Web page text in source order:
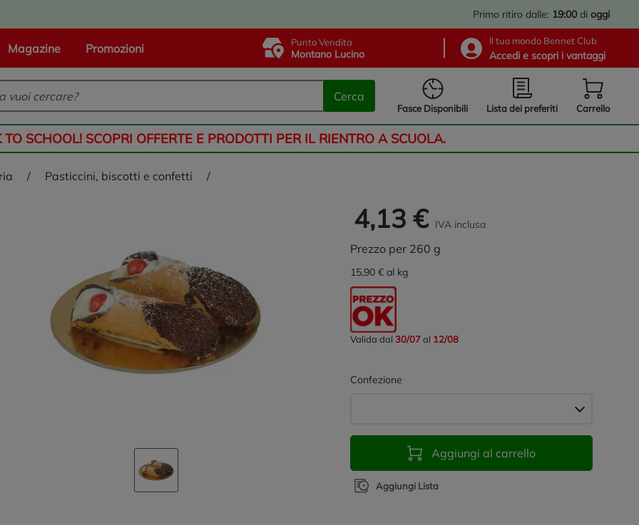
Primo ritiro dalle: 19:00 di oggi
Magazine Promozioni Punto Vendita
Montano Lucino
Il tuo mondo Bennet Club
Accedi e scopri i vantaggi
Cerca
Fasce Disponibili Lista dei preferiti Carrello
SCHOOL! SCOPRI OFFERTE E PRODOTTI PER IL RIENTRO A SCUOLA.
/ pasticcini, biscotti e confetti /
4,13 € IVA inclusa
Prezzo per 260 g
15,90 € al kg
Valida dal 30/07al 12/08
Confezione
Aggiungi al carrello
Aggiungi Lista